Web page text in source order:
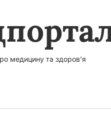
медицину та здоров'я